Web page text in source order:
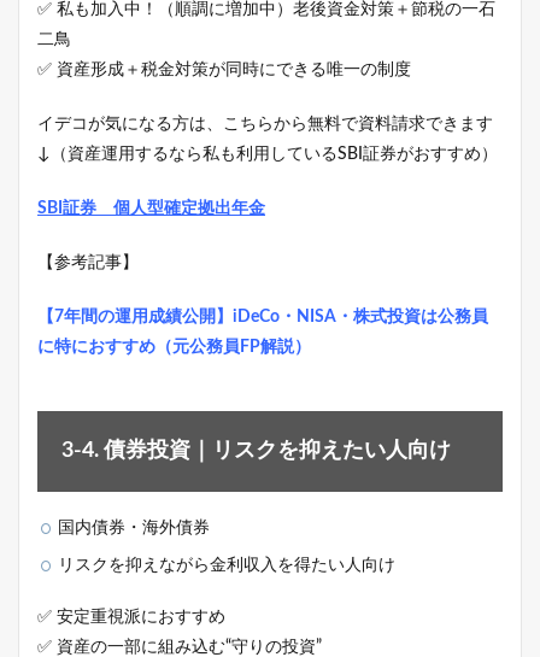
✅ 私も加入中！（順調に増加中）老後資金対策＋節税の一石
二鳥
✅ 資産形成＋税金対策が同時にできる唯一の制度
イデコが気になる方は、こちらから無料で資料請求できます
↓（資産運用するなら私も利用しているSBI証券がおすすめ）
SBI証券 個人型確定拠出年金
【参考記事】
【7年間の運用成績公開】iDeCo・NISA・株式投資は公務員
に特におすすめ（元公務員FP解説）
3-4. 債券投資｜リスクを抑えたい人向け
国内債券・海外債券
リスクを抑えながら金利収入を得たい人向け
✅ 安定重視派におすすめ
✅ 資産の一部に組み込む“守りの投資”